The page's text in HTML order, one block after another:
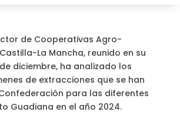
de Cooperativas Agro-
La Mancha, reunido en su
diciembre, ha analizado los
de extracciones que se han
para las diferentes
Guadiana en el año 2024.